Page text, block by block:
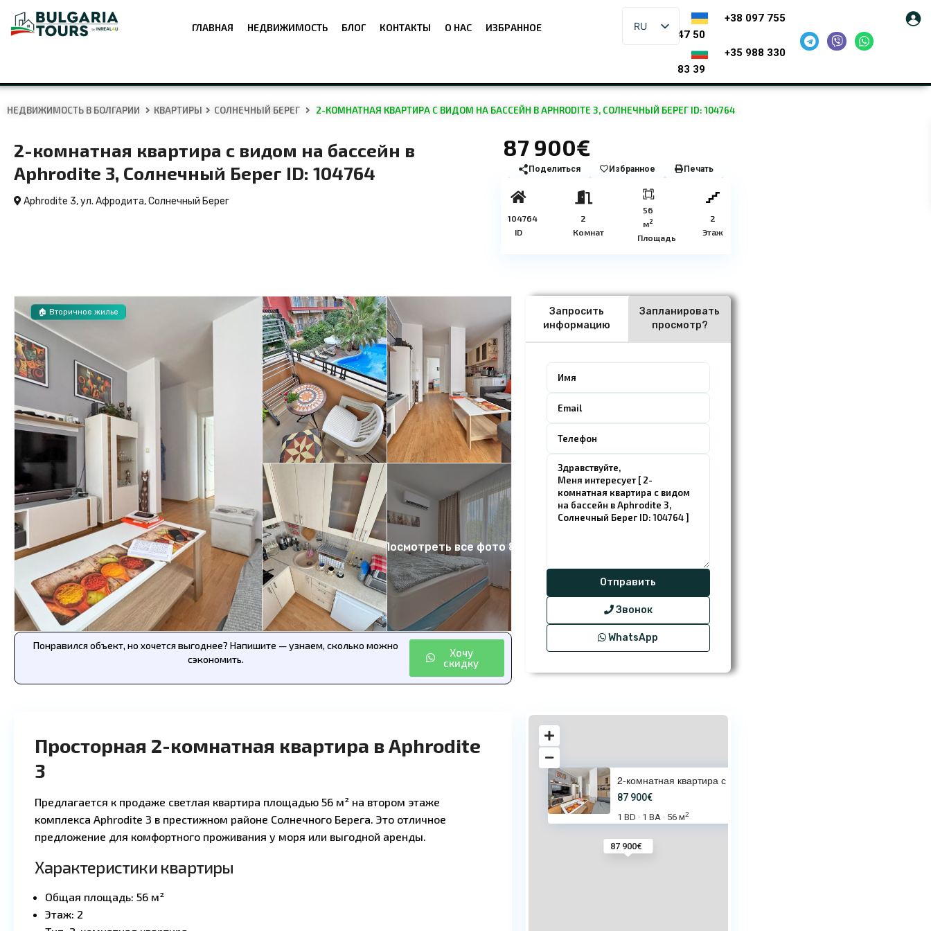
ГЛАВНАЯ НЕДВИЖИМОСТЬ БЛОГ КОНТАКТЫ О НАС ИЗБРАННОЕ RU
+38 097 755
47 50
+35 988 330
83 39
НЕДВИЖИМОСТЬ В БОЛГАРИИ КВАРТИРЫ СОЛНЕЧНЫЙ БЕРЕГ 2-КОМНАТНАЯ КВАРТИРА С ВИДОМ НА БАССЕЙН В APHRODITE 3, СОЛНЕЧНЫЙ БЕРЕГ ID: 104764
2-комнатная квартира с видом на бассейн в
Aphrodite 3, Солнечный Берег ID: 104764
Aphrodite 3, ул. Афродита,Солнечный Берег
87 900€
Поделиться Избранное Печать
104764
ID
2
Комнат
56
м2
Площадь
2
Этаж
Посмотреть все фото 8
🏠 Вторичное жилье
Понравился объект, но хочется выгоднее? Напишите — узнаем, сколько можно
сэкономить.
Хочу
скидку
Запросить
информацию
Запланировать
просмотр?
Звонок
WhatsApp
Просторная 2-комнатная квартира в Aphrodite
3
Предлагается к продаже светлая квартира площадью 56 м² на втором этаже
комплекса Aphrodite 3 в престижном районе Солнечного Берега. Это отличное
предложение для комфортного проживания у моря или выгодной аренды.
Характеристики квартиры
Общая площадь: 56 м²
Этаж: 2
87 900€
2-комнатная квартира с видом н
87 900€
1 BD · 1 BA · 56 м2